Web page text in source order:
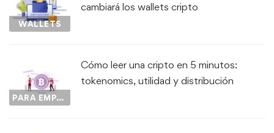
WALLETS
cambiará los wallets cripto
PARA EMPEZAR...
Cómo leer una cripto en 5 minutos:
tokenomics, utilidad y distribución